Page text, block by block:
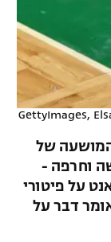
GettyImages,
של
וחרפה -
על פיטורי
דבר על